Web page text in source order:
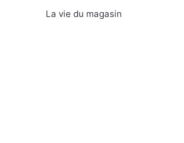
La vie du magasin